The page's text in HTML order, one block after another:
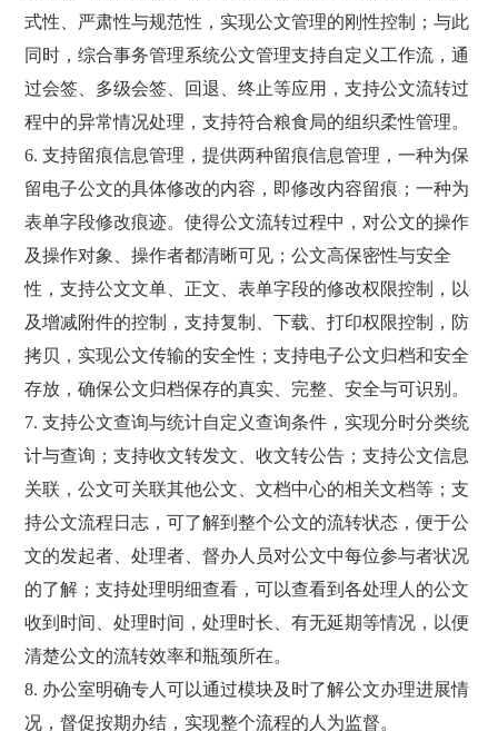
式性、严肃性与规范性，实现公文管理的刚性控制；与此
同时，综合事务管理系统公文管理支持自定义工作流，通
过会签、多级会签、回退、终止等应用，支持公文流转过
程中的异常情况处理，支持符合粮食局的组织柔性管理。
6. 支持留痕信息管理，提供两种留痕信息管理，一种为保
留电子公文的具体修改的内容，即修改内容留痕；一种为
表单字段修改痕迹。使得公文流转过程中，对公文的操作
及操作对象、操作者都清晰可见；公文高保密性与安全
性，支持公文文单、正文、表单字段的修改权限控制，以
及增减附件的控制，支持复制、下载、打印权限控制，防
拷贝，实现公文传输的安全性；支持电子公文归档和安全
存放，确保公文归档保存的真实、完整、安全与可识别。
7. 支持公文查询与统计自定义查询条件，实现分时分类统
计与查询；支持收文转发文、收文转公告；支持公文信息
关联，公文可关联其他公文、文档中心的相关文档等；支
持公文流程日志，可了解到整个公文的流转状态，便于公
文的发起者、处理者、督办人员对公文中每位参与者状况
的了解；支持处理明细查看，可以查看到各处理人的公文
收到时间、处理时间，处理时长、有无延期等情况，以便
清楚公文的流转效率和瓶颈所在。
8. 办公室明确专人可以通过模块及时了解公文办理进展情
况，督促按期办结，实现整个流程的人为监督。